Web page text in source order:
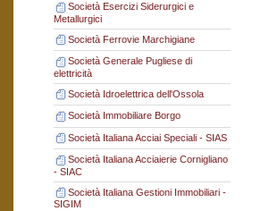
Società Esercizi Siderurgici e
Metallurgici
Società Ferrovie Marchigiane
Società Generale Pugliese di
elettricità
Società Idroelettrica dell'Ossola
Società Immobiliare Borgo
Società Italiana Acciai Speciali - SIAS
Società Italiana Acciaierie Cornigliano
- SIAC
Società Italiana Gestioni Immobiliari -
SIGIM